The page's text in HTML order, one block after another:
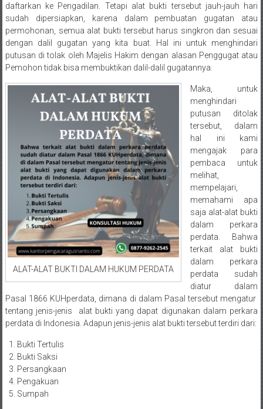
Batang/Brebes/
Purworejo,
Kebumen/Magelang/Temanggung/Mungkid/Demak/
Batu/
Blitar/Surabaya/Palembang/
selatan/
Jakarta
Pusat/
Karawang/
Lampung
Barat/
Lampung
Timur/Lampung/
Jambi/
Bengkulu/
Medan/
Aceh/
Solok/
Padang
Selatan/Padang
barat/
Padang
Utara/
Kota
Padang/
daftarkan ke Pengadilan. Tetapi alat bukti tersebut jauh-jauh hari
sudah dipersiapkan, karena dalam pembuatan gugatan atau
permohonan, semua alat bukti tersebut harus singkron dan sesuai
dengan dalil gugatan yang kita buat. Hal ini untuk menghindari
putusan di tolak oleh Majelis Hakim dengan alasan Penggugat atau
Pemohon tidak bisa membuktikan dalil-dalil gugatannya.
ALAT-ALAT BUKTI DALAM HUKUM PERDATA
Maka, untuk
menghindari
putusan ditolak
tersebut, dalam
hal ini kami
mengajak para
pembaca untuk
melihat,
mempelajari,
memahami apa
saja alat-alat bukti
dalam perkara
perdata. Bahwa
terkait alat bukti
dalam perkara
perdata sudah
diatur dalam
Pasal 1866 KUHperdata, dimana di dalam Pasal tersebut mengatur
tentang jenis-jenis alat bukti yang dapat digunakan dalam perkara
perdata di Indonesia. Adapun jenis-jenis alat bukti tersebut terdiri dari:
Bukti Tertulis
Bukti Saksi
Persangkaan
Pengakuan
Sumpah